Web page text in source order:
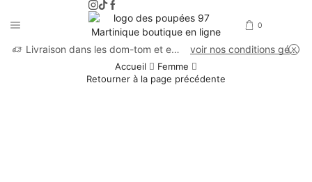
0
Livraison dans les dom-tom et en France métropolitaine voir nos conditions générales de vente
Accueil
Femme
Retourner à la page précédente